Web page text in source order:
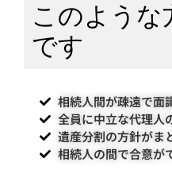
このような
です
相続人間が疎遠で面
全員に中立な代理人
遺産分割の方針がま
相続人の間で合意が